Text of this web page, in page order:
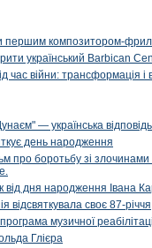
першим композитором-
український Barbican
час війни: трансформація і
— українська
день народження
про боротьбу зі
від дня народження Івана
відсвяткувала своє 87-річчя
музичної
Глієра